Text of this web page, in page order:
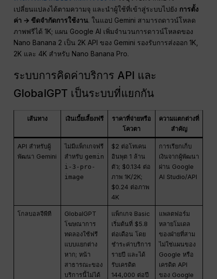
เปลี่ยนแปลงได้ตามความจุ และนำผู้ใช้ที่เข้าสู่ระบบไปยัง การตั้ง
ค่า → ขีดจำกัดการใช้งาน. ในแอป Gemini สามารถดาวน์โหลด
ภาพฟรีได้ 1K; แผน Google AI เพิ่มจำนวนการดาวน์โหลดของ
Nano Banana 2 เป็น 2K API ของ Gemini รองรับการส่งออก 1K,
2K และ 4K สำหรับ Nano Banana Pro.
ระบบการคิดค่าบริการ API และ
GlobalGPT เป็นระบบที่แยกกัน
เส้นทาง เงินเบี้ยเลี้ยงฟรี
ราคาที่จ่ายหรือ
โควตา
ความแตกต่างที่
สำคัญ
API สำหรับผู้
พัฒนา Gemini
ไม่มีแพ็กเกจฟรี
สำหรับ gemin
i-3-pro-
image
$2 ต่อโทเคน
อินพุต 1 ล้าน
ตัว; $0.134 ต่อ
ภาพ 1K/2K;
$0.24 ต่อภาพ
4K
การเรียกเก็บ
เงินจากผู้พัฒนา
ผ่าน Google
AI Studio/API
โกลบอลจีพีที
GlobalGPT
โฆษณาการ
ทดลองใช้ฟรี
แบบแยกต่าง
หาก; หน้า
สาธารณะของ
บริการนี้ไม่ได้
แพ็กเกจ Basic
เริ่มต้นที่ $5.8
ต่อเดือน โดย
ชำระค่าบริการ
รายปี และได้
รับเครดิต
144,000 ต่อปี
แพลตฟอร์ม
หลายโมเดล
ของฝ่ายที่สาม
ไม่ใช่แผนของ
Google หรือ
เครดิต API
ของ Google